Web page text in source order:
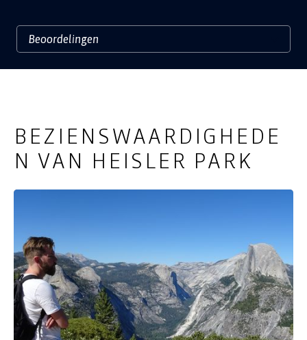
BEZIENSWAARDIGHEDE
N VAN HEISLER PARK